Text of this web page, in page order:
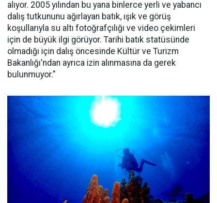
alıyor. 2005 yılından bu yana binlerce yerli ve yabancı
dalış tutkununu ağırlayan batık, ışık ve görüş
koşullarıyla su altı fotoğrafçılığı ve video çekimleri
için de büyük ilgi görüyor. Tarihi batık statüsünde
olmadığı için dalış öncesinde Kültür ve Turizm
Bakanlığı'ndan ayrıca izin alınmasına da gerek
bulunmuyor."